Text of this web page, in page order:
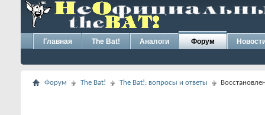
Главная The Bat! Аналоги Форум
Форум The Bat! The Bat!: вопросы и ответы